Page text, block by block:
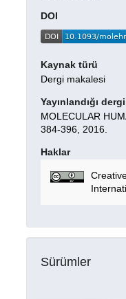
DOI
Kaynak türü
Dergi makalesi
Yayınlandığı dergi
MOLECULAR
384-396, 2016.
Haklar
Sürümler